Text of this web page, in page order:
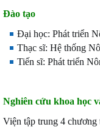
Đào tạo
Đại học: Phát triển
Thạc sĩ: Hệ thống
Tiến sĩ: Phát triển
Nghiên cứu khoa học
Viện tập trung 4